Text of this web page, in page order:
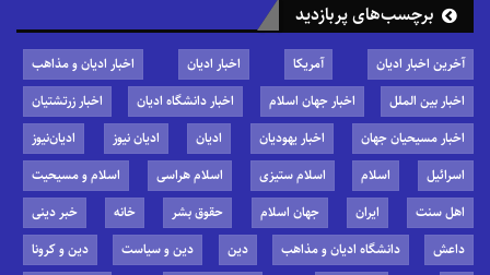
برچسب‌های پربازدید
آخرین اخبار ادیان آمریکا اخبار ادیان
اخبار ادیان و مذاهب
اخبار بین الملل
اخبار جهان اسلام اخبار دانشگاه ادیان
اخبار زرتشتیان
اخبار مسیحیان جهان
اخبار یهودیان ادیان ادیان نیوز
ادیان‌نیوز
اسرائیل
اسلام اسلام ستیزی اسلام هراسی
اسلام و مسیحیت
اهل سنت
ایران جهان اسلام حقوق بشر خانه
خبر دینی
داعش
دانشگاه ادیان و مذاهب دین دین و سیاست
دین و کرونا